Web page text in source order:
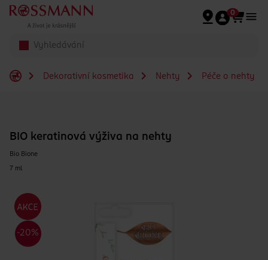
Přeskočit na hlavmní obsah
0
Dekorativní kosmetika Nehty Péče o nehty
BIO keratinová výživa na nehty
Bio Bione
7 ml